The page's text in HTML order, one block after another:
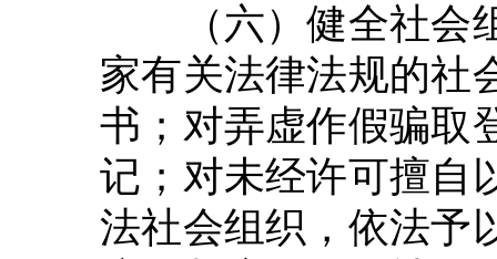
（六）健全社会
家有关法律法规的社
书；对弄虚作假骗取
记；对未经许可擅自
法社会组织，依法予